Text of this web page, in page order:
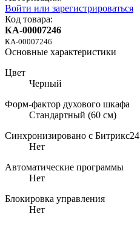
Войти или зарегистрироваться
Код товара:
КА-00007246
КА-00007246
Основные характеристики
Цвет
Черный
Форм-фактор духового шкафа
Стандартный (60 см)
Синхронизировано с Битрикс24
Нет
Автоматические программы
Нет
Блокировка управления
Нет